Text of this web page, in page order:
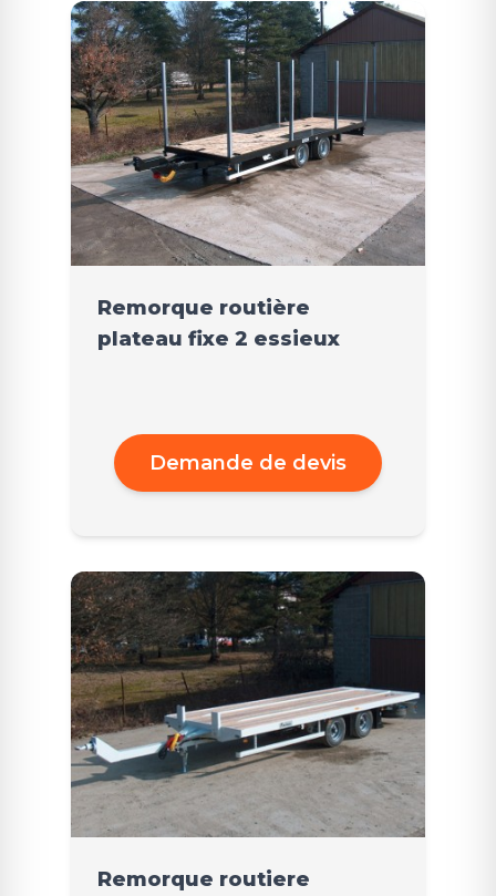
Remorque routière
plateau fixe 2 essieux
Demande de devis
Remorque routiere